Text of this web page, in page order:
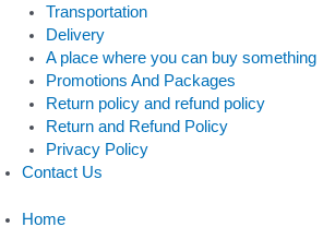
Transportation
Delivery
A place where you can buy something
Promotions And Packages
Return policy and refund policy
Return and Refund Policy
Privacy Policy
Contact Us
Home